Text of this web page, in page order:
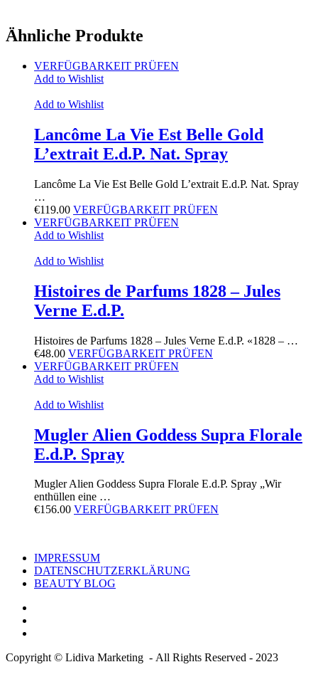
Ähnliche Produkte
VERFÜGBARKEIT PRÜFEN
Add to Wishlist
Add to Wishlist
Lancôme La Vie Est Belle Gold
L’extrait E.d.P. Nat. Spray
Lancôme La Vie Est Belle Gold L’extrait E.d.P. Nat. Spray
…
€119.00 VERFÜGBARKEIT PRÜFEN
VERFÜGBARKEIT PRÜFEN
Add to Wishlist
Add to Wishlist
Histoires de Parfums 1828 – Jules
Verne E.d.P.
Histoires de Parfums 1828 – Jules Verne E.d.P. «1828 – …
€48.00 VERFÜGBARKEIT PRÜFEN
VERFÜGBARKEIT PRÜFEN
Add to Wishlist
Add to Wishlist
Mugler Alien Goddess Supra Florale
E.d.P. Spray
Mugler Alien Goddess Supra Florale E.d.P. Spray „Wir
enthüllen eine …
€156.00 VERFÜGBARKEIT PRÜFEN
IMPRESSUM
DATENSCHUTZERKLÄRUNG
BEAUTY BLOG
Copyright © Lidiva Marketing - All Rights Reserved - 2023